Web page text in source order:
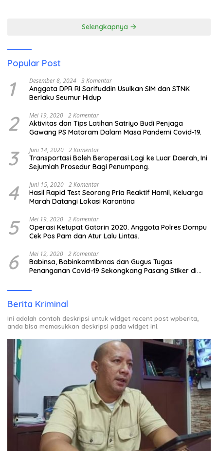
Selengkapnya
Popular Post
1 Desember 8, 2024 3 Komentar
Anggota DPR RI Sarifuddin Usulkan SIM dan STNK
Berlaku Seumur Hidup
2 Mei 19, 2020 2 Komentar
Aktivitas dan Tips Latihan Satriyo Budi Penjaga
Gawang PS Mataram Dalam Masa Pandemi Covid-19.
3 Juni 14, 2020 2 Komentar
Transportasi Boleh Beroperasi Lagi ke Luar Daerah, Ini
Sejumlah Prosedur Bagi Penumpang.
4 Juni 15, 2020 2 Komentar
Hasil Rapid Test Seorang Pria Reaktif Hamil, Keluarga
Marah Datangi Lokasi Karantina
5 Mei 19, 2020 2 Komentar
Operasi Ketupat Gatarin 2020. Anggota Polres Dompu
Cek Pos Pam dan Atur Lalu Lintas.
6 Mei 12, 2020 2 Komentar
Babinsa, Babinkamtibmas dan Gugus Tugas
Penanganan Covid-19 Sekongkang Pasang Stiker di
Berita Kriminal
Ini adalah contoh deskripsi untuk widget recent post wpberita,
anda bisa memasukkan deskripsi pada widget ini.